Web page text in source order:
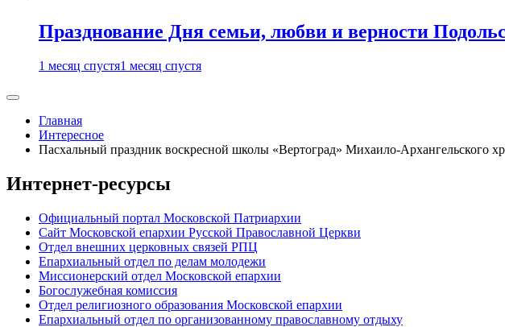
Празднование Дня семьи, любви и верности
1 месяц спустя1 месяц спустя
Главная
Интересное
Пасхальный праздник воскресной школы «Вертоград» Михаило-Архангельского
Интернет-ресурсы
Официальный портал Московской Патриархии
Сайт Московской епархии Русской Православной Церкви
Отдел внешних церковных связей РПЦ
Епархиальный отдел по делам молодежи
Миссионерский отдел Московской епархии
Богослужебная комиссия
Отдел религиозного образования Московской епархии
Епархиальный отдел по организованному православному отдыху